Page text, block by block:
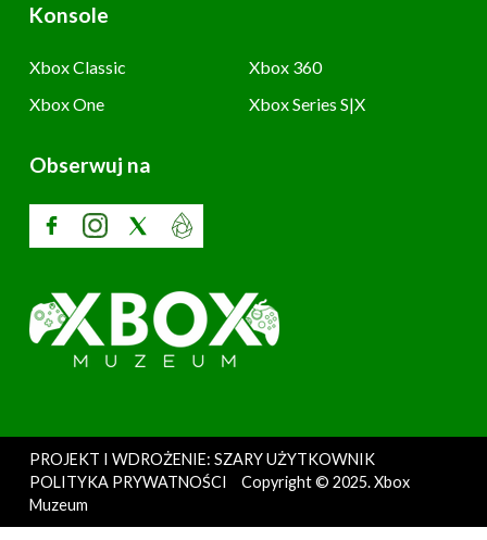
Konsole
Xbox Classic
Xbox 360
Xbox One
Xbox Series S|X
Obserwuj na
PROJEKT I WDROŻENIE: SZARY UŻYTKOWNIK
POLITYKA PRYWATNOŚCI
Copyright © 2025. Xbox
Muzeum